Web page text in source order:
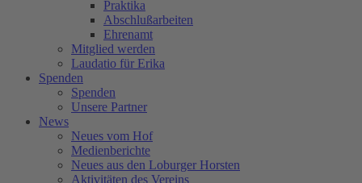
Praktika
Abschlußarbeiten
Ehrenamt
Mitglied werden
Laudatio für Erika
Spenden
Spenden
Unsere Partner
News
Neues vom Hof
Medienberichte
Neues aus den Loburger Horsten
Aktivitäten des Vereins